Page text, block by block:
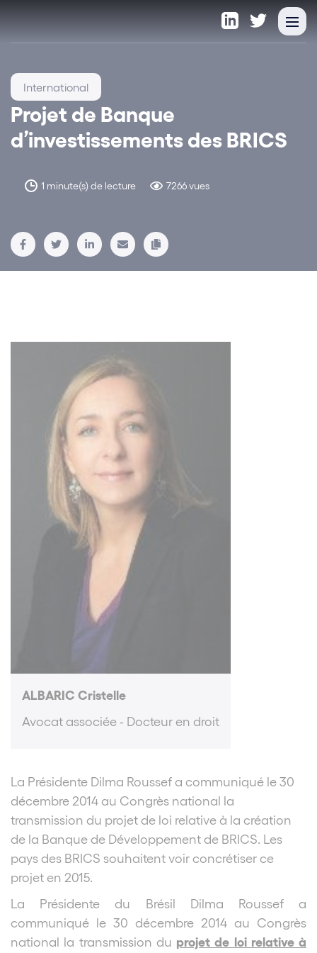
Projet de Banque
d’investissements des BRICS
1 minute(s) de lecture 7266 vues
International
ALBARIC Cristelle
Avocat associée - Docteur en droit
La Présidente Dilma Roussef a communiqué le 30
décembre 2014 au Congrès national la
transmission du projet de loi relative à la création
de la Banque de Développement de BRICS. Les
pays des BRICS souhaitent voir concrétiser ce
projet en 2015.
La Présidente du Brésil Dilma Roussef a
communiqué le 30 décembre 2014 au Congrès
national la transmission du projet de loi relative à